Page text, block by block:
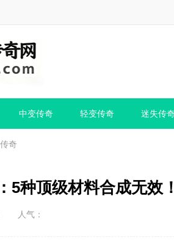
中变传奇 轻变传奇 迷失传
奇
5种顶级材料合成无效
人气：